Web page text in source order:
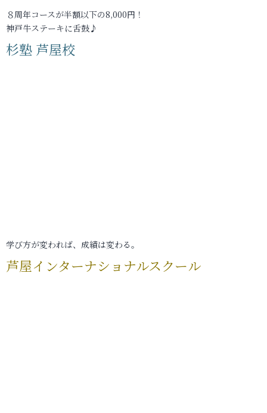
８周年コースが半額以下の8,000円！
神戸牛ステーキに舌鼓♪
杉塾 芦屋校
学び方が変われば、成績は変わる。
芦屋インターナショナルスクール